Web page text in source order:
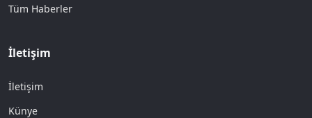
Tüm Haberler
İletişim
İletişim
Künye